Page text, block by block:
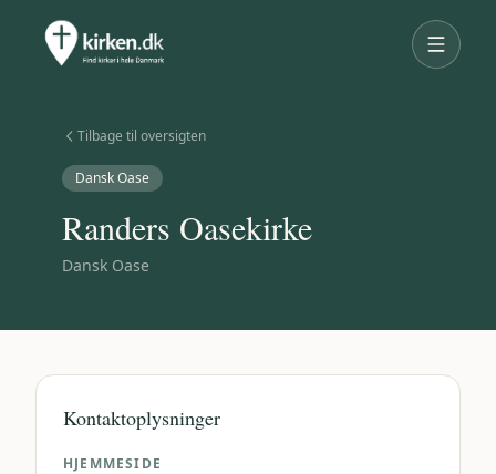
Tilbage til oversigten
Dansk Oase
Randers Oasekirke
Dansk Oase
Kontaktoplysninger
HJEMMESIDE